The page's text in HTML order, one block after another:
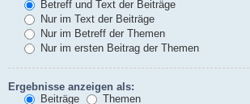
Betreff und Text der Beiträge
Nur im Text der Beiträge
Nur im Betreff der Themen
Nur im ersten Beitrag der Themen
Ergebnisse anzeigen als:
Beiträge
Themen